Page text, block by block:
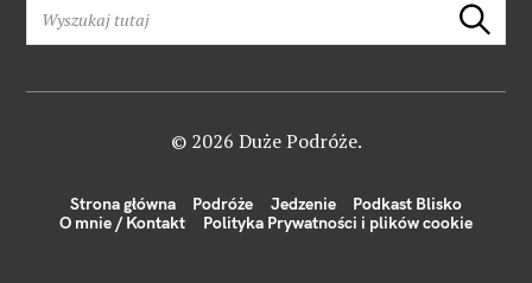
Szukaj
Strona główna Podróże Jedzenie
Podkast Blisko
O mnie / Kontakt
Polityka Prywatności i plików cookie
© 2026 Duże Podróże.